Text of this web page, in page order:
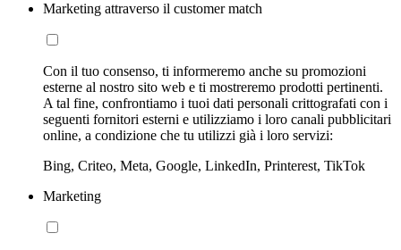
Marketing attraverso il customer match
Con il tuo consenso, ti informeremo anche su promozioni
esterne al nostro sito web e ti mostreremo prodotti pertinenti.
A tal fine, confrontiamo i tuoi dati personali crittografati con i
seguenti fornitori esterni e utilizziamo i loro canali pubblicitari
online, a condizione che tu utilizzi già i loro servizi:
Bing, Criteo, Meta, Google, LinkedIn, Printerest, TikTok
Marketing